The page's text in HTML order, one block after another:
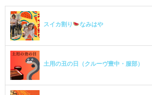
スイカ割り なみはや
土用の丑の日（クルーヴ豊中・服部）